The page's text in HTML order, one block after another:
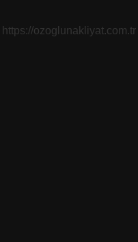
https://ozoglunakliyat.com.tr